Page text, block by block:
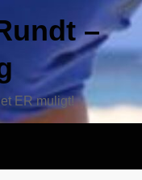
–
ER muligt!